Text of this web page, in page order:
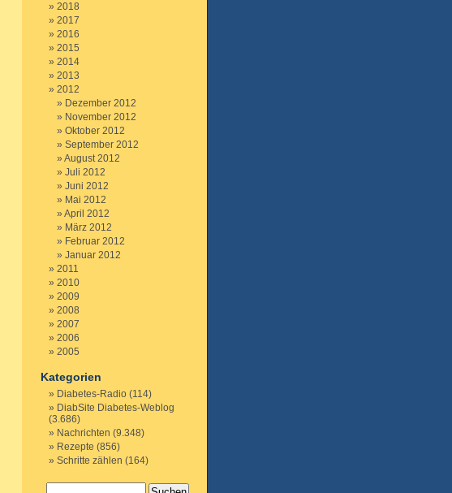
2018
2017
2016
2015
2014
2013
2012
Dezember 2012
November 2012
Oktober 2012
September 2012
August 2012
Juli 2012
Juni 2012
Mai 2012
April 2012
März 2012
Februar 2012
Januar 2012
2011
2010
2009
2008
2007
2006
2005
Kategorien
Diabetes-Radio (114)
DiabSite Diabetes-Weblog
(3.686)
Nachrichten (9.348)
Rezepte (856)
Schritte zählen (164)